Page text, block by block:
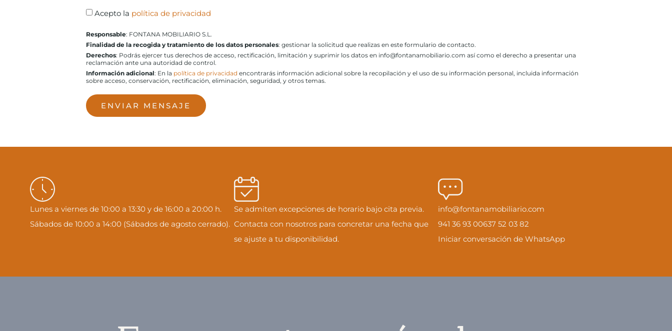
Acepto la política de privacidad
Responsable: FONTANA MOBILIARIO S.L.
Finalidad de la recogida y tratamiento de los datos personales: gestionar la solicitud que realizas en este formulario de contacto.
Derechos: Podrás ejercer tus derechos de acceso, rectificación, limitación y suprimir los datos en info@fontanamobiliario.com así como el derecho a presentar una
reclamación ante una autoridad de control.
Información adicional: En la política de privacidad encontrarás información adicional sobre la recopilación y el uso de su información personal, incluida información
sobre acceso, conservación, rectificación, eliminación, seguridad, y otros temas.
ENVIAR MENSAJE
Lunes a viernes de 10:00 a 13:30 y de 16:00 a 20:00 h.
Sábados de 10:00 a 14:00 (Sábados de agosto cerrado).
Se admiten excepciones de horario bajo cita previa.
Contacta con nosotros para concretar una fecha que
se ajuste a tu disponibilidad.
info@fontanamobiliario.com
941 36 93 00637 52 03 82
Iniciar conversación de WhatsApp